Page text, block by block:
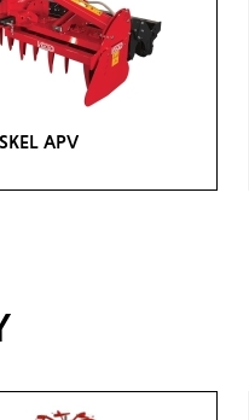
APV